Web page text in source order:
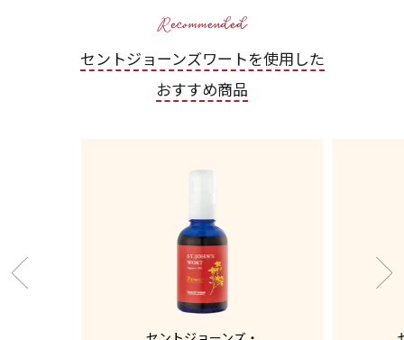
セントジョーンズワートを使用した
おすすめ商品